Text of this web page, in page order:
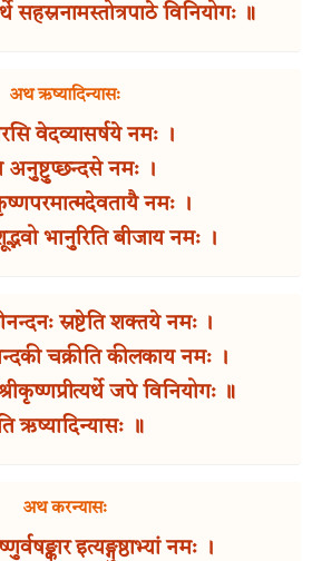
सहस्रनामस्तोत्रपाठे विनियोगः ॥
अथ ऋष्यादिन्यासः
वेदव्यासर्षये नमः ।
नमः ।
नमः ।
भानुरिति बीजाय नमः ।
स्रष्टेति शक्तये नमः ।
चक्रीति कीलकाय नमः ।
जपे विनियोगः ॥
ऋष्यादिन्यासः ॥
अथ करन्यासः
इत्यङ्गुष्ठाभ्यां नमः ।